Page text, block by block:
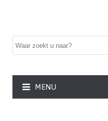
MENU